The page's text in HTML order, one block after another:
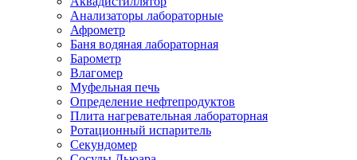
Анализаторы лабораторные
Афрометр
Баня водяная лабораторная
Барометр
Влагомер
Муфельная печь
Определение нефтепродуктов
Плита нагревательная лабораторная
Ротационный испаритель
Секундомер